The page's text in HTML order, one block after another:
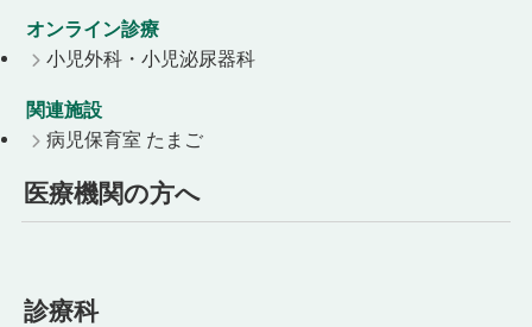
オンライン診療
小児外科・小児泌尿器科
関連施設
病児保育室 たまご
医療機関の方へ
診療科